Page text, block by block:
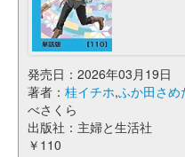
発売日：2026年03月19日
著者： 桂イチホ,ふか田さめ
べさくら
出版社：主婦と生活社
￥110